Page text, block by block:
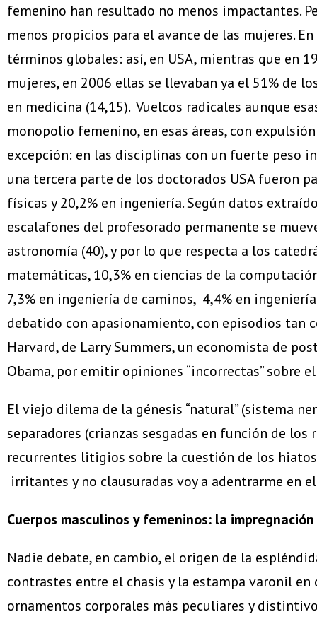
femenino han resultado no menos impactantes.
menos propicios para el avance de las mujeres.
términos globales: así, en USA, mientras que en
mujeres, en 2006 ellas se llevaban ya el 51% de
en medicina (14,15). Vuelcos radicales aunque
monopolio femenino, en esas áreas, con
excepción: en las disciplinas con un fuerte peso
una tercera parte de los doctorados USA fueron
físicas y 20,2% en ingeniería. Según datos
escalafones del profesorado permanente se
astronomía (40), y por lo que respecta a los
matemáticas, 10,3% en ciencias de la
7,3% en ingeniería de caminos, 4,4% en
debatido con apasionamiento, con episodios tan
Harvard, de Larry Summers, un economista de
Obama, por emitir opiniones “incorrectas” sobre
El viejo dilema de la génesis “natural” (sistema
separadores (crianzas sesgadas en función de
recurrentes litigios sobre la cuestión de los
irritantes y no clausuradas voy a adentrarme en
Cuerpos masculinos y femeninos: la
Nadie debate, en cambio, el origen de la
contrastes entre el chasis y la estampa varonil
ornamentos corporales más peculiares y